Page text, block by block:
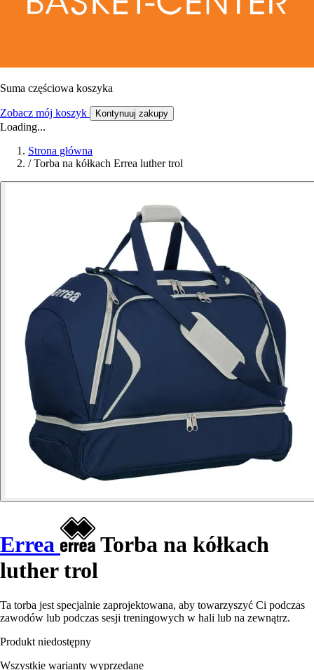
Suma częściowa koszyka
Zobacz mój koszyk Kontynuuj zakupy
Loading...
Strona główna
/ Torba na kółkach Errea luther trol
Errea
Torba na kółkach
luther trol
Ta torba jest specjalnie zaprojektowana, aby towarzyszyć Ci podczas
zawodów lub podczas sesji treningowych w hali lub na zewnątrz.
Produkt niedostępny
Wszystkie warianty wyprzedane